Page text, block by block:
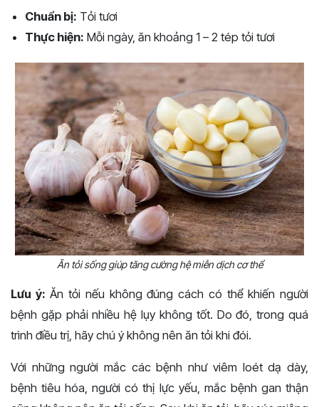
Chuẩn bị: Tỏi tươi
Thực hiện: Mỗi ngày, ăn khoảng 1 – 2 tép tỏi tươi
Ăn tỏi sống giúp tăng cường hệ miễn dịch cơ thể
Lưu ý: Ăn tỏi nếu không đúng cách có thể khiến người
bệnh gặp phải nhiều hệ lụy không tốt. Do đó, trong quá
trình điều trị, hãy chú ý không nên ăn tỏi khi đói.
Với những người mắc các bệnh như viêm loét dạ dày,
bệnh tiêu hóa, người có thị lực yếu, mắc bệnh gan thận